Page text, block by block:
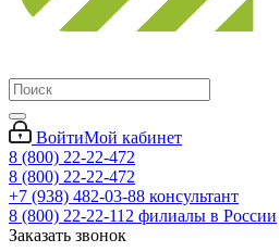
ВойтиМой кабинет
8 (800) 22-22-472
8 (800) 22-22-472
+7 (938) 482-03-88 консультант
8 (800) 22-22-112 филиалы в России
Заказать звонок